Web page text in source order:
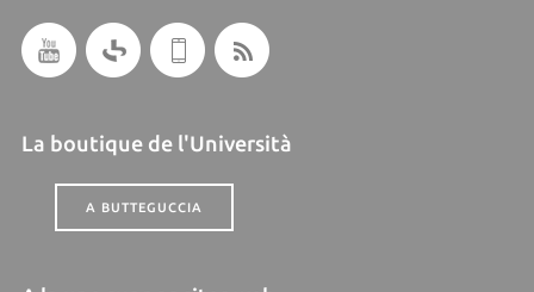
La boutique de l'Università
A BUTTEGUCCIA